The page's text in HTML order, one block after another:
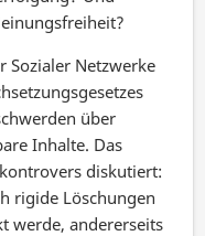
Sozialer Netzwerke
über
Inhalte. Das
diskutiert:
rigide Löschungen
werde, andererseits